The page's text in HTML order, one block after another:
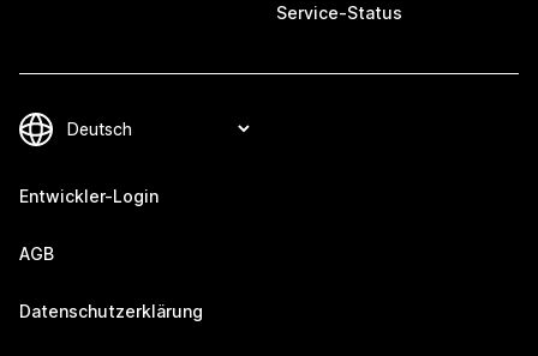
Service-Status
Entwickler-Login
AGB
Datenschutzerklärung